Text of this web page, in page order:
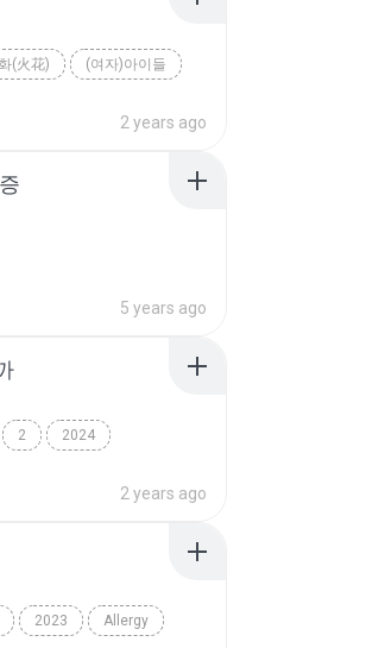
(火花) (여자)아이들
2 years ago
5 years ago
2 2024
2 years ago
2023 Allergy